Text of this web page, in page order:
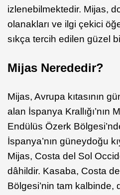
izlenebilmektedir. Mijas,
olanakları ve ilgi çekici
sıkça tercih edilen güzel
Mijas Nerededir?
Mijas, Avrupa kıtasının
alan İspanya Krallığı’nın
Endülüs Özerk
İspanya’nın güneydoğu
Mijas, Costa del Sol
dâhildir. Kasaba, Costa
Bölgesi’nin tam kalbinde,